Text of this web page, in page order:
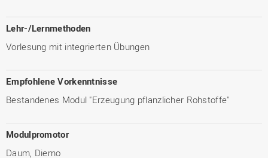
Lehr-/Lernmethoden
Vorlesung mit integrierten Übungen
Empfohlene Vorkenntnisse
Bestandenes Modul "Erzeugung pflanzlicher Rohstoffe"
Modulpromotor
Daum, Diemo